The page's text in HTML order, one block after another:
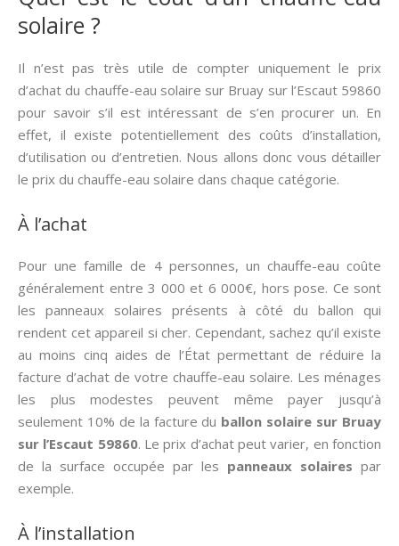
solaire ?
Il n’est pas très utile de compter uniquement le prix
d’achat du chauffe-eau solaire sur Bruay sur l’Escaut 59860
pour savoir s’il est intéressant de s’en procurer un. En
effet, il existe potentiellement des coûts d’installation,
d’utilisation ou d’entretien. Nous allons donc vous détailler
le prix du chauffe-eau solaire dans chaque catégorie.
À l’achat
Pour une famille de 4 personnes, un chauffe-eau coûte
généralement entre 3 000 et 6 000€, hors pose. Ce sont
les panneaux solaires présents à côté du ballon qui
rendent cet appareil si cher. Cependant, sachez qu’il existe
au moins cinq aides de l’État permettant de réduire la
facture d’achat de votre chauffe-eau solaire. Les ménages
les plus modestes peuvent même payer jusqu’à
seulement 10% de la facture du ballon solaire sur Bruay
sur l’Escaut 59860. Le prix d’achat peut varier, en fonction
de la surface occupée par les panneaux solaires par
exemple.
À l’installation